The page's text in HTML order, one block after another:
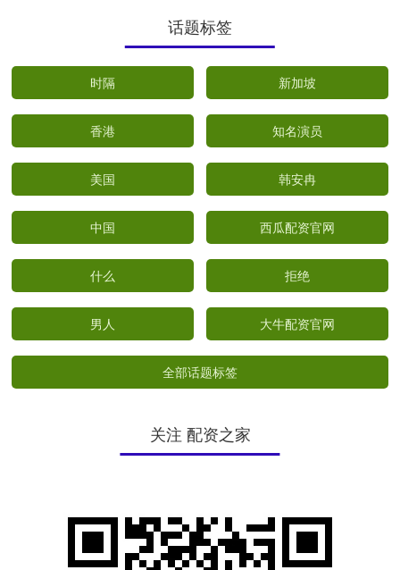
话题标签
时隔 新加坡
香港 知名演员
美国 韩安冉
中国 西瓜配资官网
什么 拒绝
男人 大牛配资官网
全部话题标签
关注 配资之家